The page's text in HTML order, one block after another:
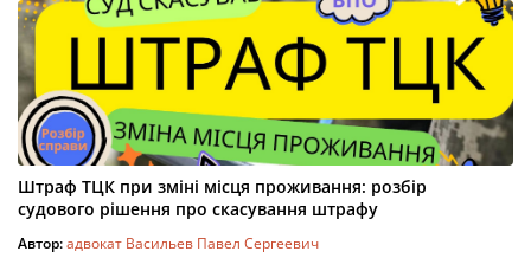
Штраф ТЦК при зміні місця проживання: розбір
судового рішення про скасування штрафу
Автор:адвокат Васильев Павел Сергеевич